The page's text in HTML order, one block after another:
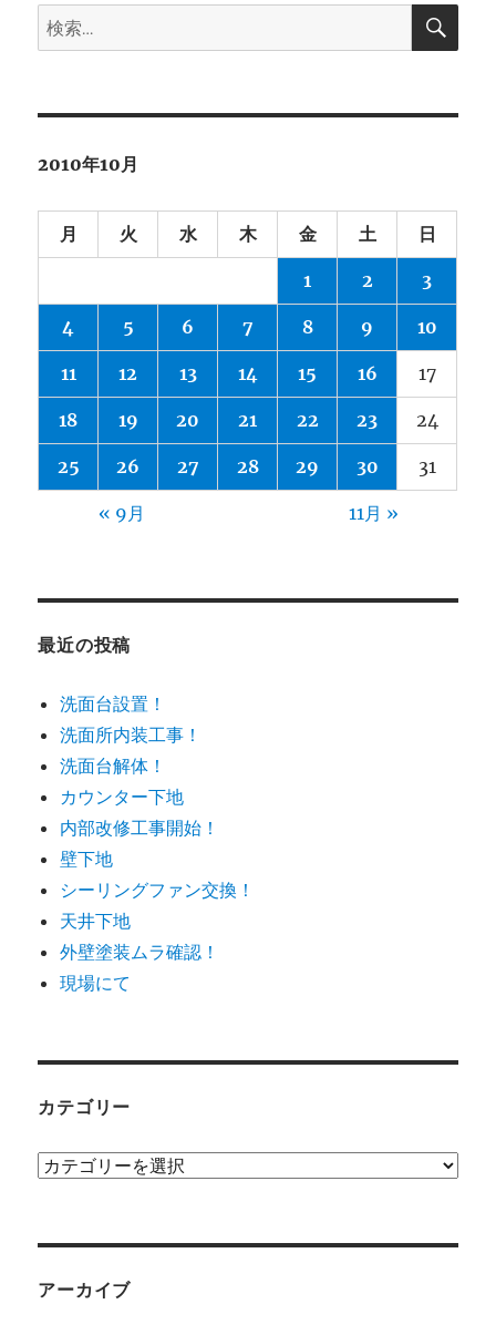
グ
工
事
検
索:
検
2010年10月
月 火 水 木 金 土 日
1 2 3
4 5 6 7 8 9 10
11 12 13 14 15 16 17
18 19 20 21 22 23 24
25 26 27 28 29 30 31
« 9月 11月 »
最近の投稿
洗面台設置！
洗面所内装工事！
洗面台解体！
カウンター下地
内部改修工事開始！
壁下地
シーリングファン交換！
天井下地
外壁塗装ムラ確認！
現場にて
カテゴリー
カ
ー
アーカイブ